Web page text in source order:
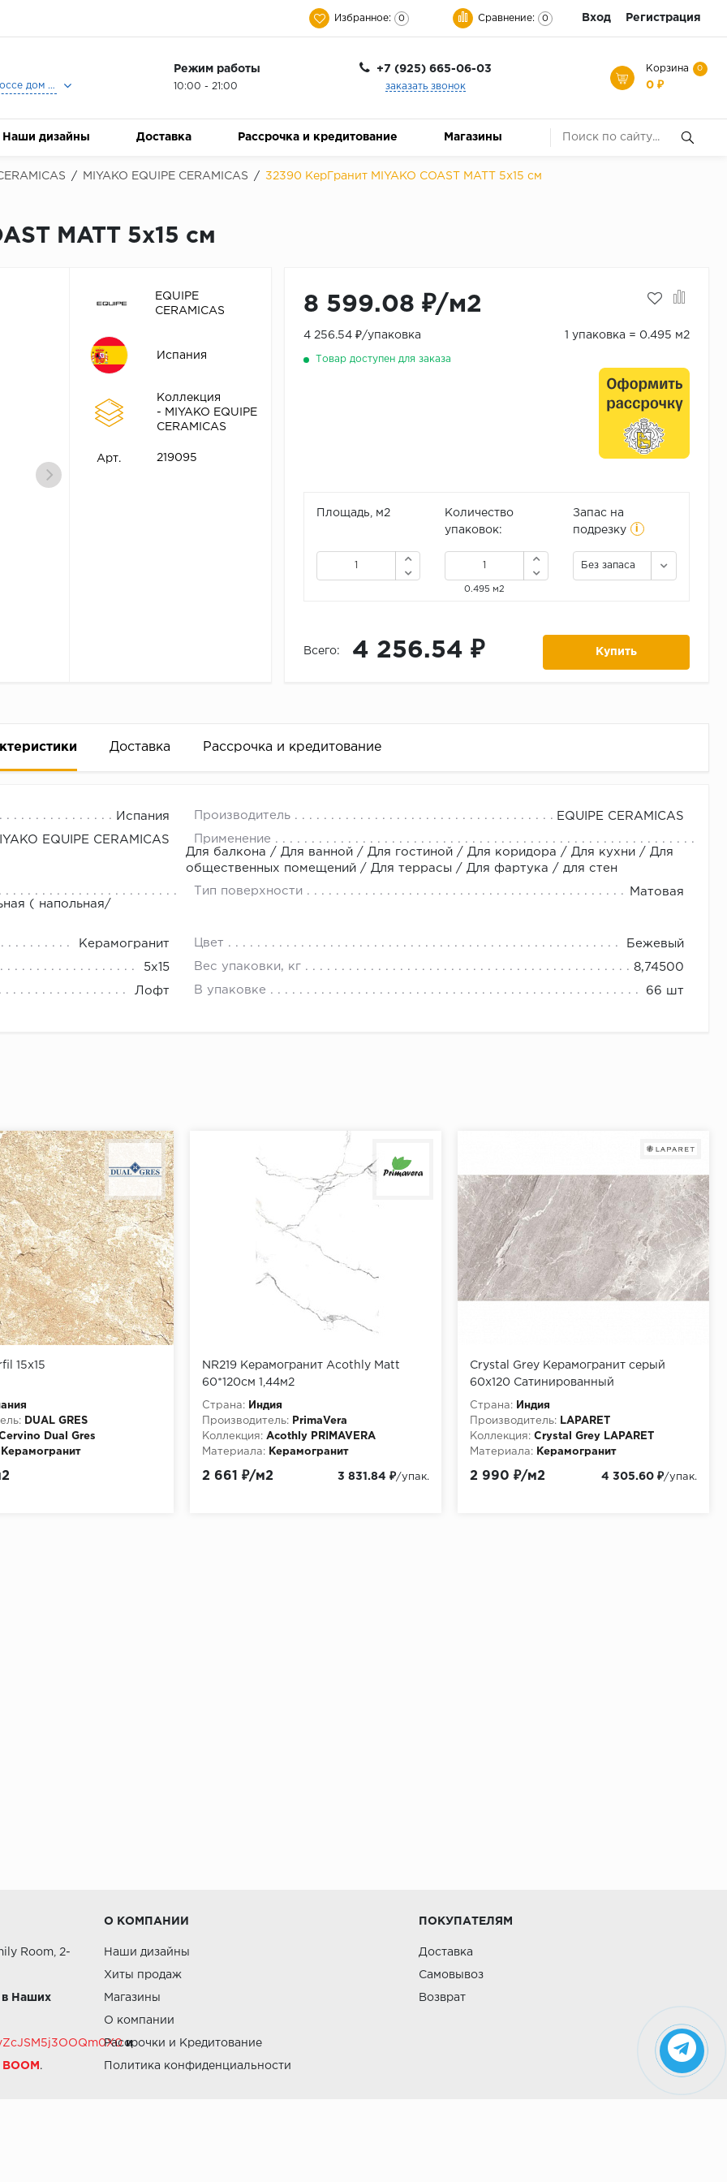
Избранное: 0 Сравнение: 0 Вход Регистрация
Москва, Ленинградское шоссе дом 25, Торговый Центр Family Room, 2-ой этаж, Магазин Керамический Бум.
Режим работы
10:00 - 21:00
+7 (925) 665-06-03
заказать звонок
Корзина 0
0 ₽
Наши дизайны Доставка Рассрочка и кредитование Магазины
/ MIYAKO EQUIPE CERAMICAS / 32390 КерГранит MIYAKO COAST MATT 5x15 см
MATT 5x15 см
EQUIPE
CERAMICAS
Испания
Коллекция
- MIYAKO EQUIPE
CERAMICAS
Арт. 219095
8 599.08 ₽/м2
4 256.54 ₽/упаковка 1 упаковка = 0.495 м2
Товар доступен для заказа
Площадь, м2
Количество
упаковок:
0.495 м2
Запас на
подрезку
i
Без запаса
Всего: 4 256.54 ₽ Купить
Доставка Рассрочка и кредитование
Испания Производитель EQUIPE CERAMICAS
EQUIPE CERAMICAS
Применение
Для балкона / Для ванной / Для гостиной / Для коридора / Для кухни / Для
общественных помещений / Для террасы / Для фартука / для стен
( напольная/
Тип поверхности Матовая
Керамогранит Цвет Бежевый
5x15 Вес упаковки, кг 8,74500
Лофт В упаковке 66 шт
деньгами
за 2 минуты прямо в форме заявки на той же странице
на встрече с представителем или по СМС
15x15
DUAL GRES
Dual Gres
Керамогранит
NR219 Керамогранит Acothly Matt
60*120см 1,44м2
Страна:
Индия
Производитель:
PrimaVera
Коллекция: Acothly PRIMAVERA
Материала:
Керамогранит
2 661 ₽/м2 3 831.84 ₽/упак.
Crystal Grey Керамогранит серый
60x120 Сатинированный
Страна:
Индия
Производитель:
LAPARET
Коллекция: Crystal Grey LAPARET
Материала:
Керамогранит
2 990 ₽/м2 4 305.60 ₽/упак.
Room, 2-
в Наших
и
.
О КОМПАНИИ
Наши дизайны
Хиты продаж
Магазины
О компании
Рассрочки и Кредитование
Политика конфиденциальности
ПОКУПАТЕЛЯМ
Доставка
Самовывоз
Возврат